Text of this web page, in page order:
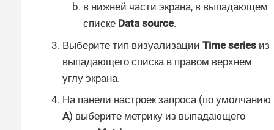
в нижней части экрана, в выпадающем
списке Data source.
Выберите тип визуализации Time series из
выпадающего списка в правом верхнем
углу экрана.
На панели настроек запроса (по умолчанию
A) выберите метрику из выпадающего